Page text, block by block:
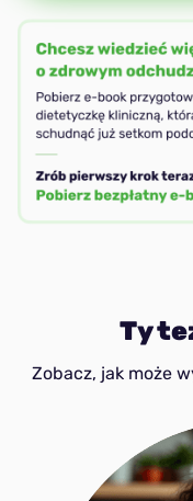
Ty
Zobacz, jak może